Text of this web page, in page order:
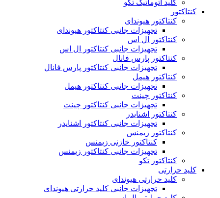
کلید اتوماتیک تکو
کنتاکتور
کنتاکتور هیوندای
تجهیزات جانبی کنتاکتور هیوندای
کنتاکتور ال اس
تجهیزات جانبی کنتاکتور ال اس
کنتاکتور پارس فانال
تجهیزات جانبی کنتاکتور پارس فانال
کنتاکتور هیمل
تجهیزات جانبی کنتاکتور هیمل
کنتاکتور چینت
تجهیزات جانبی کنتاکتور چینت
کنتاکتور اشنایدر
تجهیزات جانبی کنتاکتور اشنایدر
کنتاکتور زیمنس
کنتاکتور خازنی زیمنس
تجهیزات جانبی کنتاکتور زیمنس
کنتاکتور تکو
کلید حرارتی
کلید حرارتی هیوندای
تجهیزات جانبی کلید حرارتی هیوندای